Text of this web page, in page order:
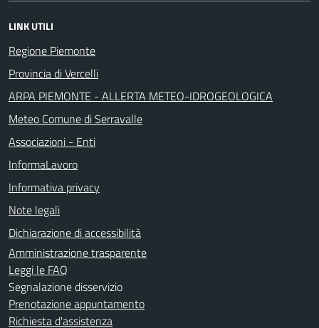
LINK UTILI
Regione Piemonte
Provincia di Vercelli
ARPA PIEMONTE - ALLERTA METEO-IDROGEOLOGICA
Meteo Comune di Serravalle
Associazioni - Enti
InformaLavoro
Informativa privacy
Note legali
Dichiarazione di accessibilità
Amministrazione trasparente
Leggi le FAQ
Segnalazione disservizio
Prenotazione appuntamento
Richiesta d'assistenza